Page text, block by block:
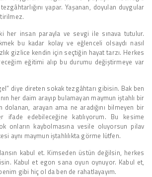
yapar. Yaşanan, doyulan duygular
her insan parayla ve sevgi ile sınava tutulur.
bu kadar kolay ve eğlenceli olsaydı nasıl
gizlice kendin için seçtiğin hayat tarzı. Herkes
eğitimi alıp bu durumu değiştirmeye var
diye direten sokak tezgâhtarı gibisin. Bak ben
her daim arayıp bulamayan maymun iştahlı bir
arayan ama ne aradığını bilmeyen bir
edebileceğine katılıyorum. Bu kesime
onların kaybolmasına vesile oluyorsun pilav
aynı maymun iştahlılıkta görme lütfen.
kabul et. Kimseden üstün değilsin, herkes
Kabul et egon sana oyun oynuyor. Kabul et,
gibi hiç ol da ben de rahatlayayım.